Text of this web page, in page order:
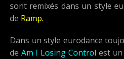
sont remixés dans un style
de Ramp.
Dans un style eurodance
de Am I Losing Control est